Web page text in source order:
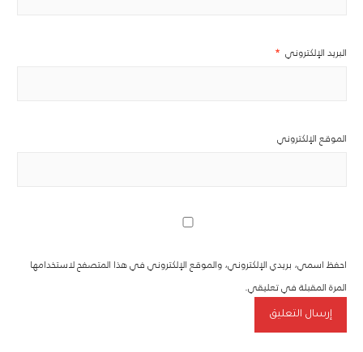
البريد الإلكتروني *
الموقع الإلكتروني
احفظ اسمي، بريدي الإلكتروني، والموقع الإلكتروني في هذا المتصفح لاستخدامها
المرة المقبلة في تعليقي.